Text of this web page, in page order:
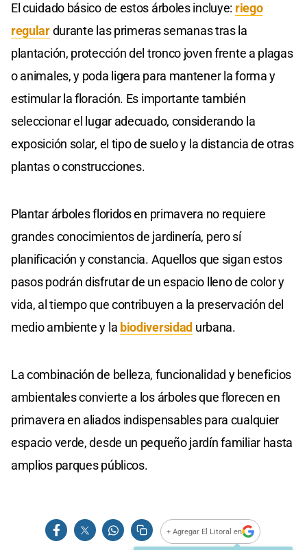
El cuidado básico de estos árboles incluye: riego
regulardurante las primeras semanas tras la
plantación, protección del tronco joven frente a plagas
o animales, y poda ligera para mantener la forma y
estimular la floración. Es importante también
seleccionar el lugar adecuado, considerando la
exposición solar, el tipo de suelo y la distancia de otras
plantas o construcciones.
Plantar árboles floridos en primavera no requiere
grandes conocimientos de jardinería, pero sí
planificación y constancia. Aquellos que sigan estos
pasos podrán disfrutar de un espacio lleno de color y
vida, al tiempo que contribuyen a la preservación del
medio ambiente y la biodiversidad urbana.
La combinación de belleza, funcionalidad y beneficios
ambientales convierte a los árboles que florecen en
primavera en aliados indispensables para cualquier
espacio verde, desde un pequeño jardín familiar hasta
amplios parques públicos.
+ Agregar El Litoral en